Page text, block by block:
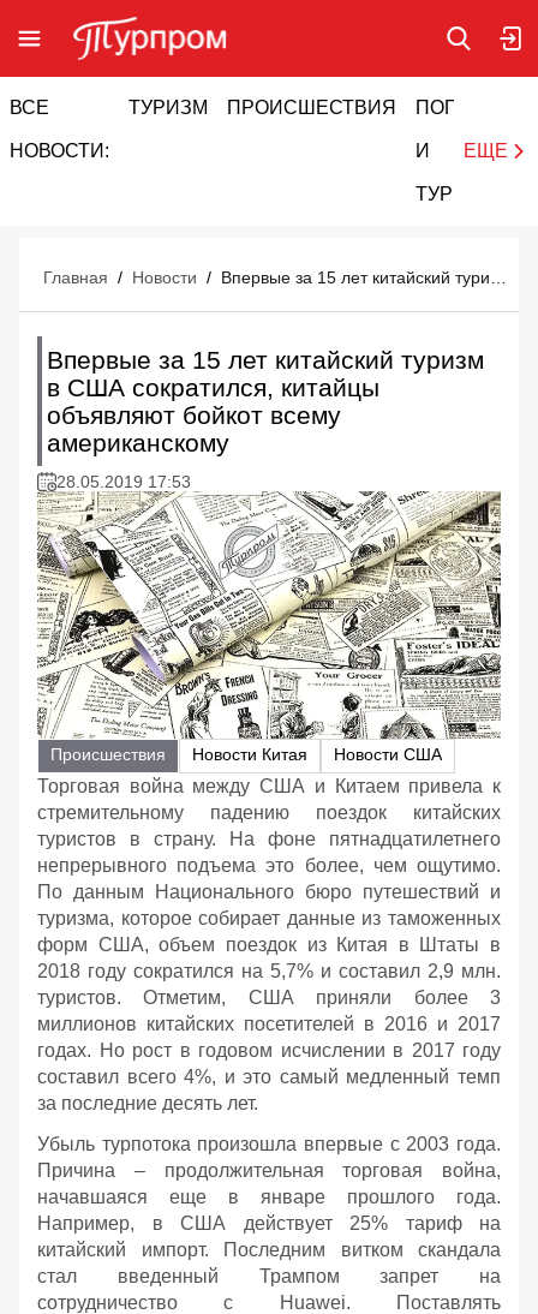
ВСЕ
НОВОСТИ:
ТУРИЗМ ПРОИСШЕСТВИЯ ПОГОДА
И
ТУРИЗМ
ЕЩЕ
Главная / Новости /
Впервые за 15 лет китайский туризм
в США сократился, китайцы
объявляют бойкот всему
американскому
28.05.2019 17:53
Происшествия Новости Китая Новости США
Торговая война между США и Китаем привела к
стремительному падению поездок китайских
туристов в страну. На фоне пятнадцатилетнего
непрерывного подъема это более, чем ощутимо.
По данным Национального бюро путешествий и
туризма, которое собирает данные из таможенных
форм США, объем поездок из Китая в Штаты в
2018 году сократился на 5,7% и составил 2,9 млн.
туристов. Отметим, США приняли более 3
миллионов китайских посетителей в 2016 и 2017
годах. Но рост в годовом исчислении в 2017 году
составил всего 4%, и это самый медленный темп
за последние десять лет.
Убыль турпотока произошла впервые с 2003 года.
Причина – продолжительная торговая война,
начавшаяся еще в январе прошлого года.
Например, в США действует 25% тариф на
китайский импорт. Последним витком скандала
стал введенный Трампом запрет на
сотрудничество с Huawei. Поставлять